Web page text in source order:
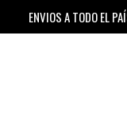
ENVIOS A TODO EL